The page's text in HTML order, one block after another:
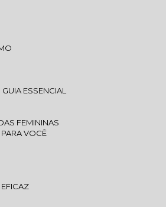
ESSENCIAL
FEMININAS
VOCÊ